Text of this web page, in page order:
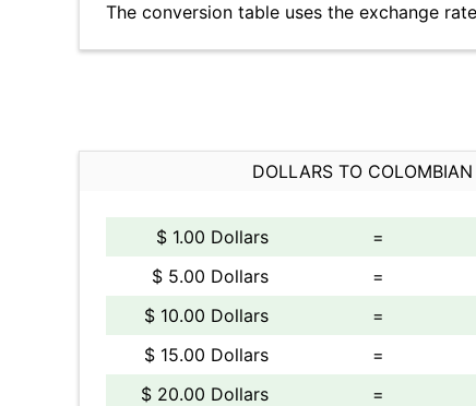
The conversion table uses the exchange
DOLLARS TO COLOMBIAN
$ 1.00 Dollars =
$ 5.00 Dollars
=
$ 10.00 Dollars
=
$ 15.00 Dollars
=
$ 20.00 Dollars
=